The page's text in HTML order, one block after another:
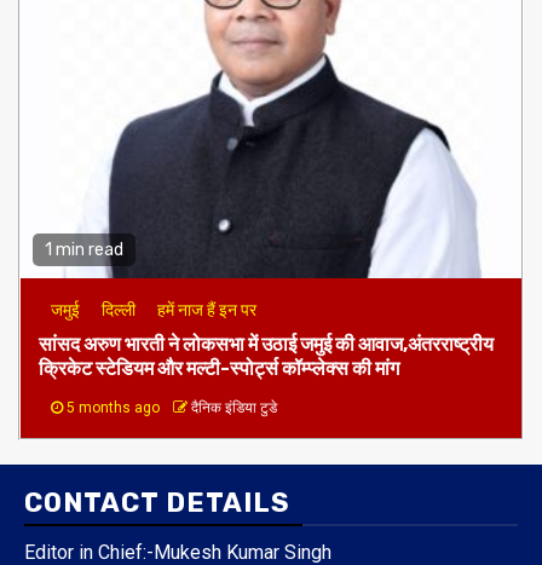
1 min read
जमुई दिल्ली हमें नाज हैं इन पर
​सांसद अरुण भारती ने लोकसभा में उठाई जमुई की आवाज,अंतरराष्ट्रीय
क्रिकेट स्टेडियम और मल्टी-स्पोर्ट्स कॉम्प्लेक्स की मांग
5 months ago दैनिक इंडिया टुडे
CONTACT DETAILS
Editor in Chief:-Mukesh Kumar Singh